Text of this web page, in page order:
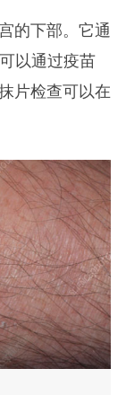
的下部。它通
以通过疫苗
片检查可以在